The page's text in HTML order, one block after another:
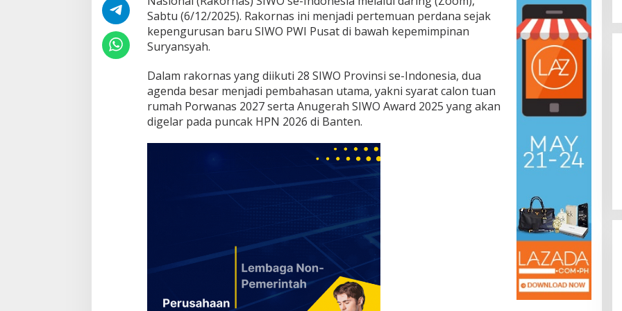
n
P
o
r
a
n
a
s
2
2
Sabtu (6/12/2025). Rakornas ini menjadi pertemuan perdana sejak
kepengurusan baru SIWO PWI Pusat di bawah kepemimpinan
Suryansyah.
Dalam rakornas yang diikuti 28 SIWO Provinsi se-Indonesia, dua
agenda besar menjadi pembahasan utama, yakni syarat calon tuan
rumah Porwanas 2027 serta Anugerah SIWO Award 2025 yang akan
digelar pada puncak HPN 2026 di Banten.
Bupati dan Wakil Bupati Bima
Hadiri Rakornas: Presiden
Prabowo Tekankan Sinergi Menuju
Indonesia Emas 2045
HPN 2026: PWI dan Kemenhan
Gelar Retret Perkuat Pers
Profesional Berwawasan